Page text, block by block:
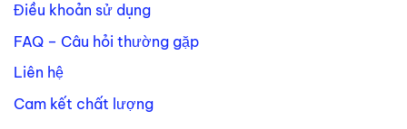
Điều khoản sử dụng
FAQ – Câu hỏi thường gặp
Liên hệ
Cam kết chất lượng